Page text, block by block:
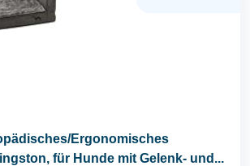
Ergonomisches
für Hunde mit Gelenk- und...